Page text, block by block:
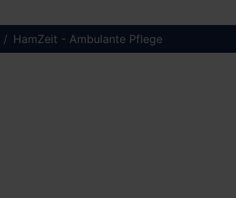
HamZeit - Ambulante Pflege